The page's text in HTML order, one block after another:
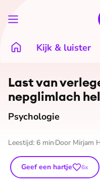
Kijk & luister
Last van
nepglimlach
Psychologie
Leestijd: 6 min Door Mirjam
Geef een hartje 6x